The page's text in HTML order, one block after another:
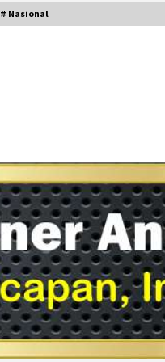
# Nasional